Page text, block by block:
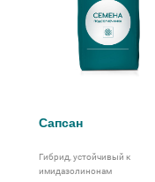
Сапсан
Гибрид, устойчивый к
имидазолинонам